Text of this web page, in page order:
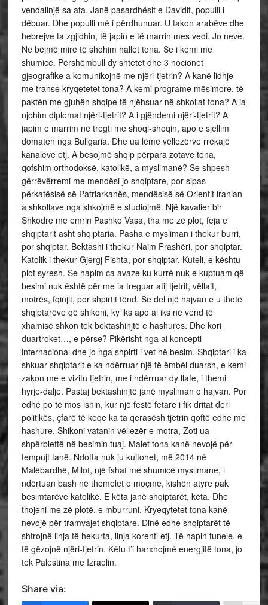
vendalinjë sa ata. Janë pasardhësit e Davidit, populli i
dëbuar. Dhe populli më i përdhunuar. U takon arabëve dhe
hebrejve ta zgjidhin, të japin e të marrin mes vedi. Jo neve.
Ne bëjmë mirë të shohim hallet tona. Se i kemi me
shumicë. Përshëmbull dy shtetet dhe 3 nocionet
gjeografike a komunikojnë me njëri-tjetrin? A kanë lidhje
me transe kryqetetet tona? A kemi programe mësimore, të
paktën me gjuhën shqipe të njëhsuar në shkollat tona? A ia
njohim diplomat njëri-tjetrit? A i gjëndemi njëri-tjetrit? A
japim e marrim në tregti me shoqi-shoqin, apo e sjellim
domaten nga Bullgaria. Dhe ua lëmë vëllezërve rrëkajë
kanaleve etj. A besojmë shqip përpara zotave tona,
qofshim orthodoksë, katolikë, a myslimanë? Se shpesh
gërrëvërremi me mendësi jo shqiptare, por sipas
përkatësisë së Patriarkanës, mendësisë së Orientit iranian
a shkollave nga shkojmë e studiojmë. Një kavalier bir
Shkodre me emrin Pashko Vasa, tha me zë plot, feja e
shqiptarit asht shqiptaria. Pasha e mysliman i thekur burri,
por shqiptar. Bektashi i thekur Naim Frashëri, por shqiptar.
Katolik i thekur Gjergj Fishta, por shqiptar. Kuteli, e kështu
plot syresh. Se hapim ca avaze ku kurrë nuk e kuptuam që
besimi nuk është për me ia treguar atij tjetrit, vëllait,
motrës, fqinjit, por shpirtit tënd. Se del një hajvan e u thotë
shqiptarëve që shikoni, ky iks apo ai iks në vend të
xhamisë shkon tek bektashinjtë e hashures. Dhe kori
duartroket…, e përse? Pikërisht nga ai koncepti
internacional dhe jo nga shpirti i vet në besim. Shqiptari i ka
shkuar shqiptarit e ka ndërruar një të ëmbël duarsh, e kemi
zakon me e vizitu tjetrin, me i ndërruar dy llafe, i themi
hyrje-dalje. Pastaj bektashinjtë janë mysliman o hajvan. Por
edhe po të mos ishin, kur një festë fetare i fik dritat deri
politikës, çfarë të keqe ka ta qerasësh tjetrin qoftë edhe me
hashure. Shikoni vatanin vëllezër e motra, Zoti ua
shpërbleftë në besimin tuaj. Malet tona kanë nevojë për
tempujt tanë. Ndofta nuk ju kujtohet, më 2014 në
Malëbardhë, Milot, një fshat me shumicë myslimane, i
ndërtuan bash në themelet e moçme, kishën atyre pak
besimtarëve katolikë. E këta janë shqiptarët, këta. Dhe
thojeni me zë plotë, e mburruni. Kryeqytetet tona kanë
nevojë për tramvajet shqiptare. Dinë edhe shqiptarët të
shtrojnë linja të hekurta, linja korenti etj. Të hapin tunele, e
të gëzojnë njëri-tjetrin. Këtu t’i harxhojmë energjitë tona, jo
tek Palestina me Izraelin.
Share via: